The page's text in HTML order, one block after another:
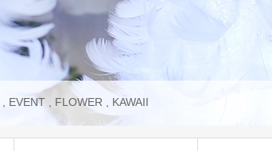
EVENT FLOWER KAWAII